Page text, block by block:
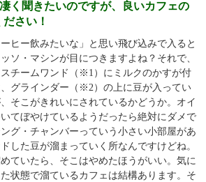
く聞きたいのですが、良いカフェの
さい！
ヒー飲みたいな」と思い飛び込みで入ると
ソ・マシンが目につきますよね？それで、
チームワンド（※ 1 ）にミルクのかすが付
グラインダー（※2）の上に豆が入ってい
そこがきれいにされているかどうか。オイ
てぼやけているようだったら絶対にダメで
グ・チャンバーっていう小さい小部屋があ
した豆が溜まっていく所なんですけどね。
ていたら、そこはやめたほうがいい。気に
状態で溜ているカフェは結構あります。そ